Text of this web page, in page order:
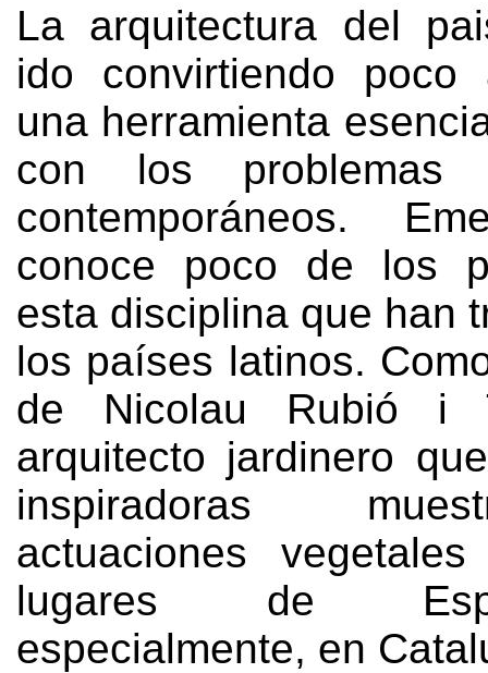
La arquitectura del
ido convirtiendo
una herramienta
con los problemas
contemporáneos.
conoce poco de los
esta disciplina que han
los países latinos.
de Nicolau Rubió i
arquitecto jardinero
inspiradoras
actuaciones
lugares de
especialmente, en